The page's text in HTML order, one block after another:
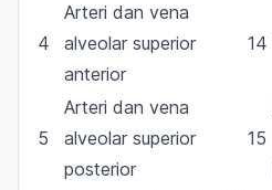
4
Arteri dan vena
alveolar superior
anterior
14
5
Arteri dan vena
alveolar superior
posterior
15